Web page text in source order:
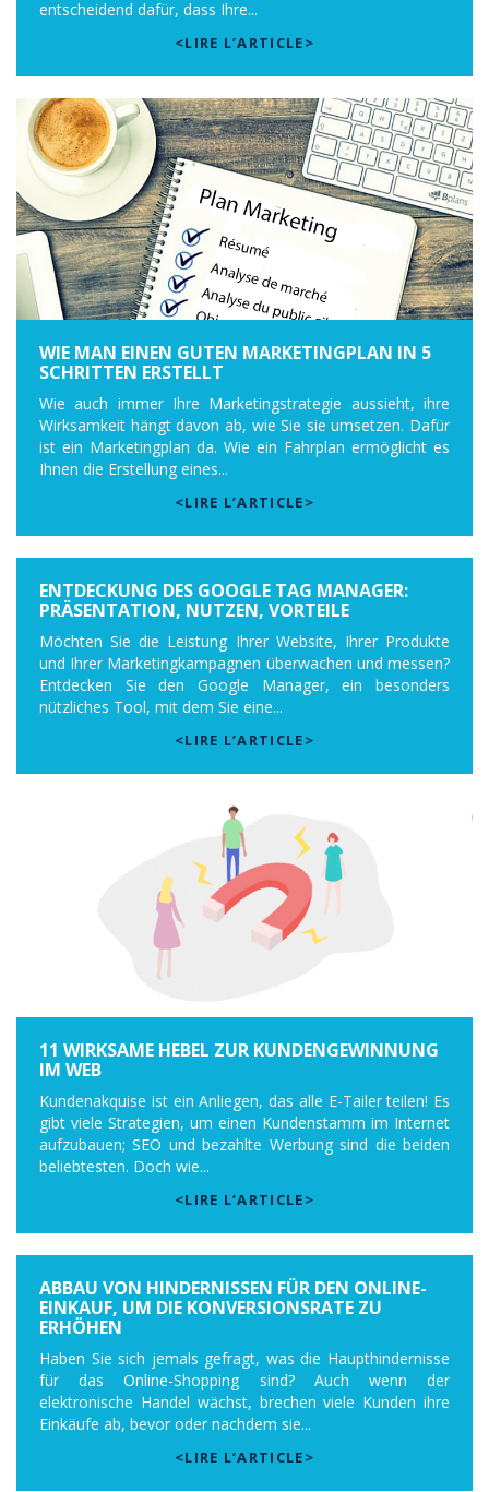
entscheidend dafür, dass Ihre...
<LIRE L’ARTICLE>
WIE MAN EINEN GUTEN MARKETINGPLAN IN 5
SCHRITTEN ERSTELLT
Wie auch immer Ihre Marketingstrategie aussieht, ihre
Wirksamkeit hängt davon ab, wie Sie sie umsetzen. Dafür
ist ein Marketingplan da. Wie ein Fahrplan ermöglicht es
Ihnen die Erstellung eines...
<LIRE L’ARTICLE>
ENTDECKUNG DES GOOGLE TAG MANAGER:
PRÄSENTATION, NUTZEN, VORTEILE
Möchten Sie die Leistung Ihrer Website, Ihrer Produkte
und Ihrer Marketingkampagnen überwachen und messen?
Entdecken Sie den Google Manager, ein besonders
nützliches Tool, mit dem Sie eine...
<LIRE L’ARTICLE>
11 WIRKSAME HEBEL ZUR KUNDENGEWINNUNG
IM WEB
Kundenakquise ist ein Anliegen, das alle E-Tailer teilen! Es
gibt viele Strategien, um einen Kundenstamm im Internet
aufzubauen; SEO und bezahlte Werbung sind die beiden
beliebtesten. Doch wie...
<LIRE L’ARTICLE>
ABBAU VON HINDERNISSEN FÜR DEN ONLINE-
EINKAUF, UM DIE KONVERSIONSRATE ZU
ERHÖHEN
Haben Sie sich jemals gefragt, was die Haupthindernisse
für das Online-Shopping sind? Auch wenn der
elektronische Handel wächst, brechen viele Kunden ihre
Einkäufe ab, bevor oder nachdem sie...
<LIRE L’ARTICLE>